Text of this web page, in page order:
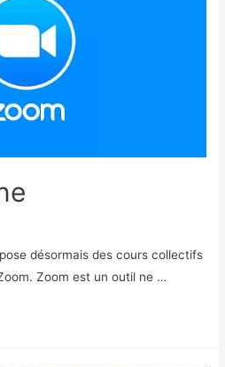
désormais des cours collectifs
Zoom est un outil ne …